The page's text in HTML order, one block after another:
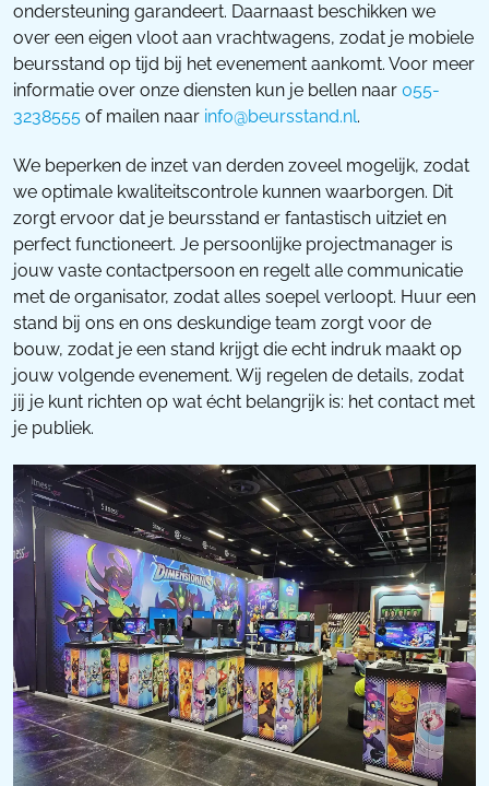
ondersteuning garandeert. Daarnaast beschikken we
over een eigen vloot aan vrachtwagens, zodat je mobiele
beursstand op tijd bij het evenement aankomt. Voor meer
informatie over onze diensten kun je bellen naar 055-
3238555 of mailen naar info@beursstand.nl.
We beperken de inzet van derden zoveel mogelijk, zodat
we optimale kwaliteitscontrole kunnen waarborgen. Dit
zorgt ervoor dat je beursstand er fantastisch uitziet en
perfect functioneert. Je persoonlijke projectmanager is
jouw vaste contactpersoon en regelt alle communicatie
met de organisator, zodat alles soepel verloopt. Huur een
stand bij ons en ons deskundige team zorgt voor de
bouw, zodat je een stand krijgt die echt indruk maakt op
jouw volgende evenement. Wij regelen de details, zodat
jij je kunt richten op wat écht belangrijk is: het contact met
je publiek.